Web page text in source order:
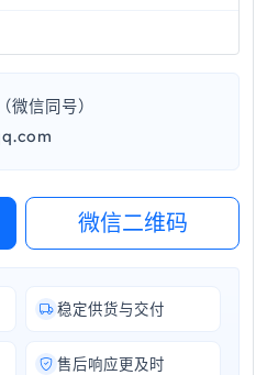
信同号）
微信二维码
稳定供货与交付
售后响应更及时